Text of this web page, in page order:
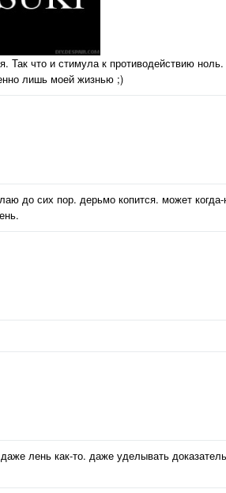
что и стимула к противодействию
лишь моей жизнью ;)
до сих пор. дерьмо копится. может когда-
лень как-то. даже уделывать